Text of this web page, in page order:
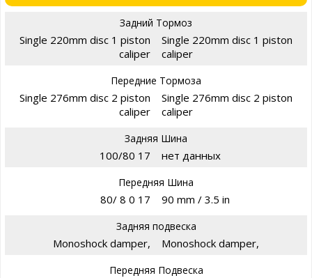
Задний Тормоз
Single 220mm disc 1 piston
caliper
Single 220mm disc 1 piston
caliper
Передние Тормоза
Single 276mm disc 2 piston
caliper
Single 276mm disc 2 piston
caliper
Задняя Шина
100/80 17 нет данных
Передняя Шина
80/ 8 0 17 90 mm / 3.5 in
Задняя подвеска
Monoshock damper, Monoshock damper,
Передняя Подвеска